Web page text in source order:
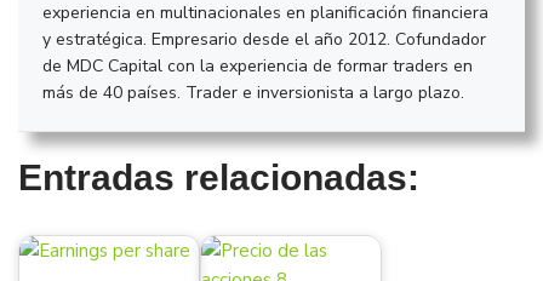
experiencia en multinacionales en planificación financiera
y estratégica. Empresario desde el año 2012. Cofundador
de MDC Capital con la experiencia de formar traders en
más de 40 países. Trader e inversionista a largo plazo.
Entradas relacionadas: